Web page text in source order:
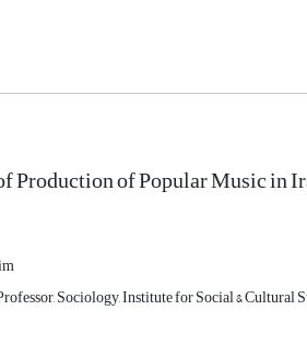
Production of Popular Music
Sociology, Institute for Social & Cultural